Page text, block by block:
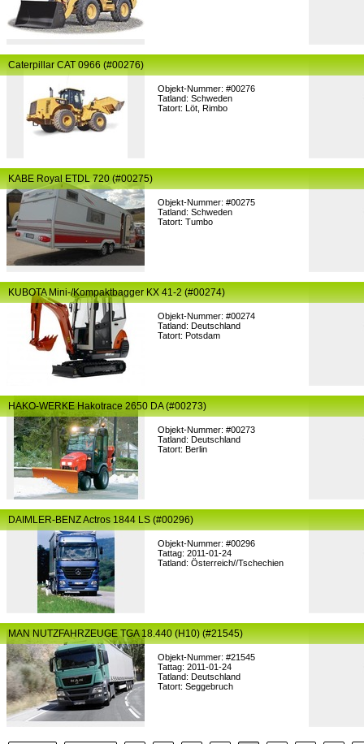
Objekt-Nummer: #00276
Tatland: Schweden
Tatort: Löt, Rimbo
Caterpillar CAT 0966 (#00276)
Objekt-Nummer: #00275
Tatland: Schweden
Tatort: Tumbo
KABE Royal ETDL 720 (#00275)
Objekt-Nummer: #00274
Tatland: Deutschland
Tatort: Potsdam
KUBOTA Mini-/Kompaktbagger KX 41-2 (#00274)
Objekt-Nummer: #00273
Tatland: Deutschland
Tatort: Berlin
HAKO-WERKE Hakotrace 2650 DA (#00273)
Objekt-Nummer: #00296
Tattag: 2011-01-24
Tatland: Österreich//Tschechien
DAIMLER-BENZ Actros 1844 LS (#00296)
Objekt-Nummer: #21545
Tattag: 2011-01-24
Tatland: Deutschland
Tatort: Seggebruch
MAN NUTZFAHRZEUGE TGA 18.440 (H10) (#21545)